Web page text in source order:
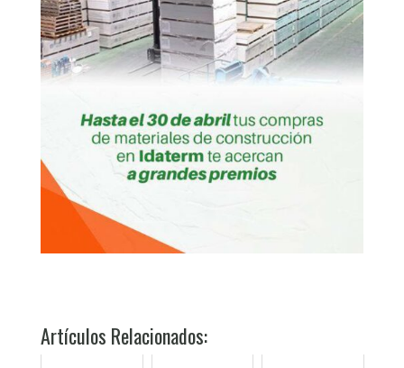
Artículos Relacionados: